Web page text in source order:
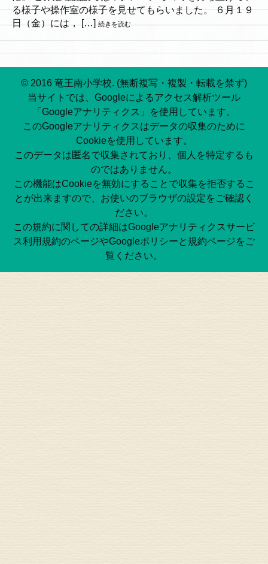
る様子や操作室の様子を見せてもらいました。 ６月１９
日（金）には， […] 続きを読む
© 2016 竜王南小学校. (無断複写・複製・転載を禁ず)
当サイトでは、Googleによるアクセス解析ツール
「Googleアナリティクス」を使用しています。
このGoogleアナリティクスはデータの収集のために
Cookieを使用しています。
このデータは匿名で収集されており、個人を特定するも
のではありません。
この機能はCookieを無効にすることで収集を拒否するこ
とが出来ますので、お使いのブラウザの設定をご確認く
ださい。
この規約に関しての詳細はGoogleアナリティクスサービ
ス利用規約のページやGoogleポリシーと規約ページをご
覧ください。